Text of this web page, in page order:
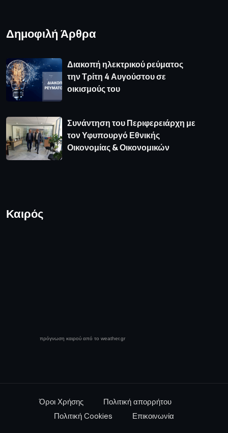
Δημοφιλή Άρθρα
Διακοπή ηλεκτρικού ρεύματος
την Τρίτη 4 Αυγούστου σε
οικισμούς του
Συνάντηση του Περιφερειάρχη με
τον Υφυπουργό Εθνικής
Οικονομίας & Οικονομικών
Καιρός
πρόγνωση καιρού από το weather.gr
Όροι Χρήσης
Πολιτική απορρήτου
Πολιτική Cookies
Επικοινωνία